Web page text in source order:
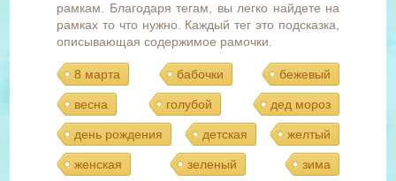
рамкам. Благодаря тегам, вы легко найдете на
рамках то что нужно. Каждый тег это подсказка,
описывающая содержимое рамочки.
8 марта бабочки бежевый
весна голубой дед мороз
день рождения детская желтый
женская зеленый зима